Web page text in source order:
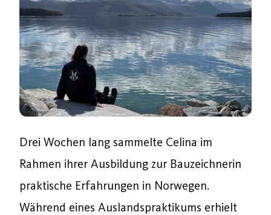
Drei Wochen lang sammelte Celina im
Rahmen ihrer Ausbildung zur Bauzeichnerin
praktische Erfahrungen in Norwegen.
Während eines Auslandspraktikums erhielt